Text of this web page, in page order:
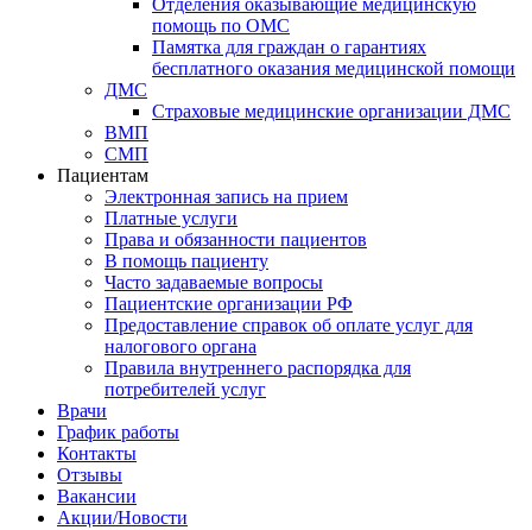
Отделения оказывающие медицинскую
помощь по ОМС
Памятка для граждан о гарантиях
бесплатного оказания медицинской помощи
ДМС
Страховые медицинские организации ДМС
ВМП
СМП
Пациентам
Электронная запись на прием
Платные услуги
Права и обязанности пациентов
В помощь пациенту
Часто задаваемые вопросы
Пациентские организации РФ
Предоставление справок об оплате услуг для
налогового органа
Правила внутреннего распорядка для
потребителей услуг
Врачи
График работы
Контакты
Отзывы
Вакансии
Акции/Новости